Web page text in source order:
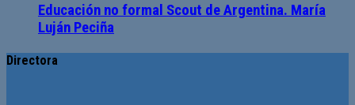
Educación no formal Scout de Argentina. María
Luján Peciña
Directora